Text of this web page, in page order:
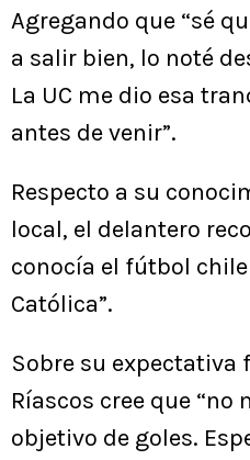
Agregando que “sé
a salir bien, lo noté
La UC me dio esa
antes de venir”.
Respecto a su
local, el delantero
conocía el fútbol
Católica”.
Sobre su expectativa
Ríascos cree que “no
objetivo de goles.